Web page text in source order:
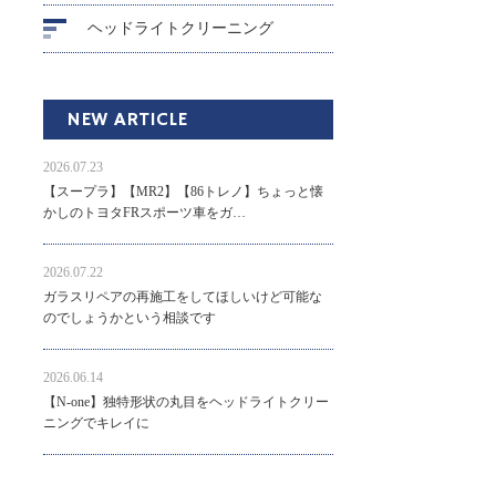
ヘッドライトクリーニング
NEW ARTICLE
2026.07.23
【スープラ】【MR2】【86トレノ】ちょっと懐
かしのトヨタFRスポーツ車をガ…
2026.07.22
ガラスリペアの再施工をしてほしいけど可能な
のでしょうかという相談です
2026.06.14
【N-one】独特形状の丸目をヘッドライトクリー
ニングでキレイに